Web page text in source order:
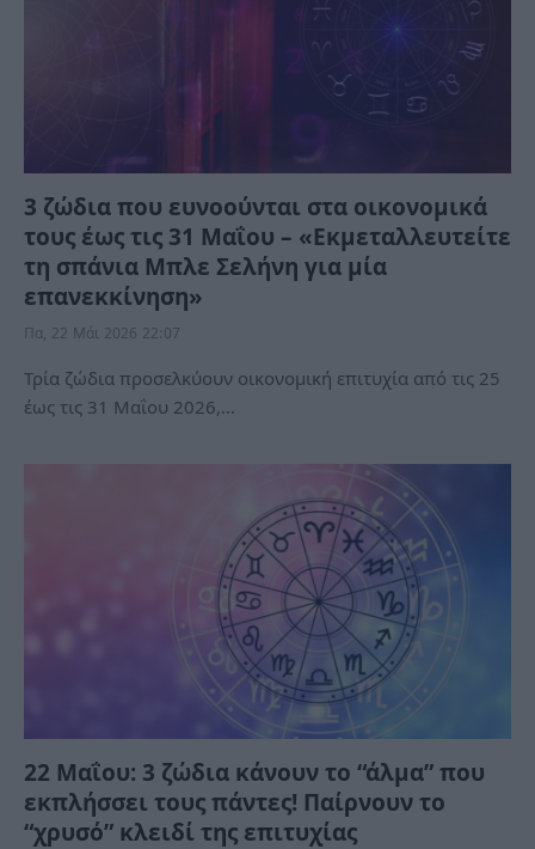
3 ζώδια που ευνοούνται στα οικονομικά
τους έως τις 31 Μαΐου – «Εκμεταλλευτείτε
τη σπάνια Μπλε Σελήνη για μία
επανεκκίνηση»
Πα, 22 Μάι 2026 22:07
Τρία ζώδια προσελκύουν οικονομική επιτυχία από τις 25
έως τις 31 Μαΐου 2026,…
22 Μαΐου: 3 ζώδια κάνουν το “άλμα” που
εκπλήσσει τους πάντες! Παίρνουν το
“χρυσό” κλειδί της επιτυχίας